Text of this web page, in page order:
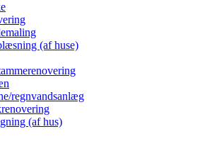
(af huse)
regnvandsanlæg
(af hus)